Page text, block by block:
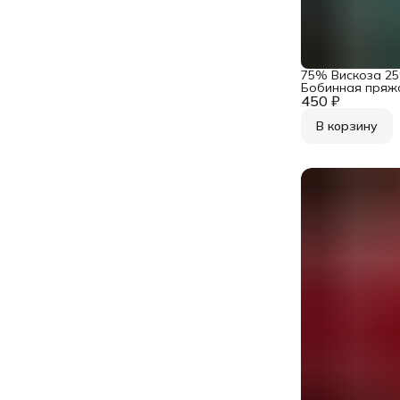
450 ₽
75% Вискоза
Бобинная
Industria Art.
В корзину